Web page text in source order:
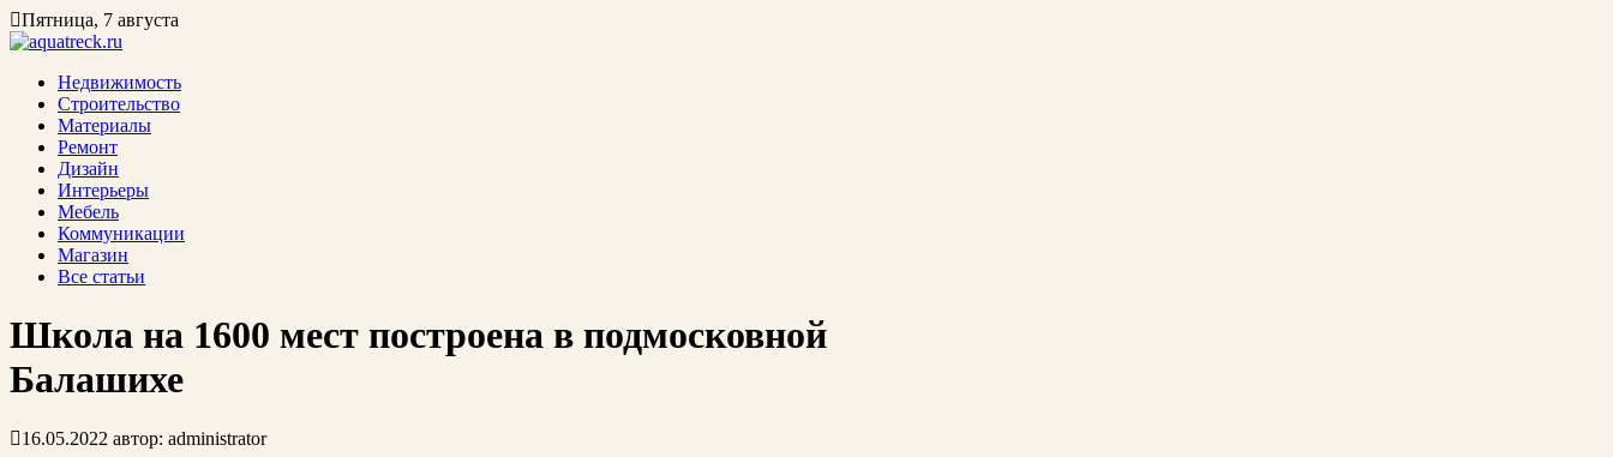
Пятница, 7 августа
Недвижимость
Строительство
Материалы
Ремонт
Дизайн
Интерьеры
Мебель
Коммуникации
Магазин
Все статьи
Школа на 1600 мест построена в подмосковной
Балашихе
16.05.2022 автор: administrator